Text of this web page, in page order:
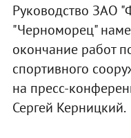
Руководство ЗАО
"Черноморец"
окончание работ
спортивного
на пресс-
Сергей Керницкий.